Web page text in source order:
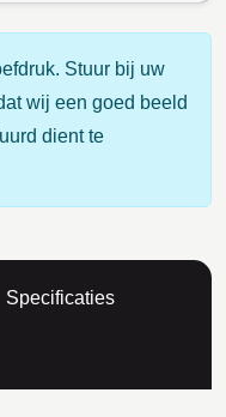
Stuur bij uw
wij een goed beeld
dient te
Specificaties